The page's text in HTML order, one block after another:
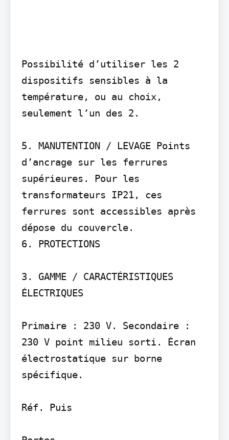
Possibilité d’utiliser les 2
dispositifs sensibles à la
température, ou au choix,
seulement l’un des 2.
5. MANUTENTION / LEVAGE Points
d’ancrage sur les ferrures
supérieures. Pour les
transformateurs IP21, ces
ferrures sont accessibles après
dépose du couvercle.
6. PROTECTIONS
3. GAMME / CARACTÉRISTIQUES
ÉLECTRIQUES
Primaire : 230 V. Secondaire :
230 V point milieu sorti. Écran
électrostatique sur borne
spécifique.
Réf. Puis­